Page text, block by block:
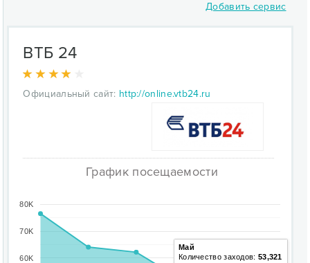
Добавить сервис
ВТБ 24
Официальный сайт: http://online.vtb24.ru
График посещаемости
60K
70K
80K
Май
Количество заходов: 53,321